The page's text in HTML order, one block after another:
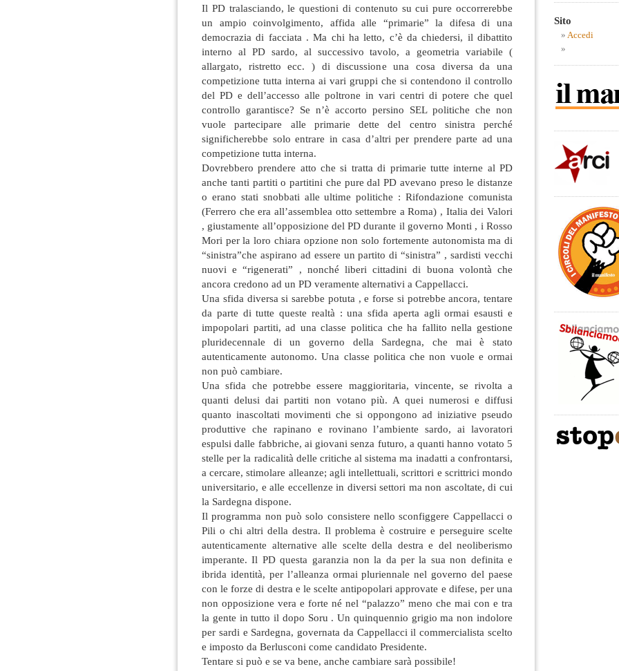
Il PD tralasciando, le questioni di contenuto su cui pure occorrerebbe
un ampio coinvolgimento, affida alle “primarie” la difesa di una
democrazia di facciata . Ma chi ha letto, c’è da chiedersi, il dibattito
interno al PD sardo, al successivo tavolo, a geometria variabile (
allargato, ristretto ecc. ) di discussione una cosa diversa da una
competizione tutta interna ai vari gruppi che si contendono il controllo
del PD e dell’accesso alle poltrone in vari centri di potere che quel
controllo garantisce? Se n’è accorto persino SEL politiche che non
vuole partecipare alle primarie dette del centro sinistra perché
significherebbe solo entrare in casa d’altri per prendere parte ad una
competizione tutta interna.
Dovrebbero prendere atto che si tratta di primarie tutte interne al PD
anche tanti partiti o partitini che pure dal PD avevano preso le distanze
o erano stati snobbati alle ultime politiche : Rifondazione comunista
(Ferrero che era all’assemblea otto settembre a Roma) , Italia dei Valori
, giustamente all’opposizione del PD durante il governo Monti , i Rosso
Mori per la loro chiara opzione non solo fortemente autonomista ma di
“sinistra”che aspirano ad essere un partito di “sinistra” , sardisti vecchi
nuovi e “rigenerati” , nonché liberi cittadini di buona volontà che
ancora credono ad un PD veramente alternativi a Cappellacci.
Una sfida diversa si sarebbe potuta , e forse si potrebbe ancora, tentare
da parte di tutte queste realtà : una sfida aperta agli ormai esausti e
impopolari partiti, ad una classe politica che ha fallito nella gestione
pluridecennale di un governo della Sardegna, che mai è stato
autenticamente autonomo. Una classe politica che non vuole e ormai
non può cambiare.
Una sfida che potrebbe essere maggioritaria, vincente, se rivolta a
quanti delusi dai partiti non votano più. A quei numerosi e diffusi
quanto inascoltati movimenti che si oppongono ad iniziative pseudo
produttive che rapinano e rovinano l’ambiente sardo, ai lavoratori
espulsi dalle fabbriche, ai giovani senza futuro, a quanti hanno votato 5
stelle per la radicalità delle critiche al sistema ma inadatti a confrontarsi,
a cercare, stimolare alleanze; agli intellettuali, scrittori e scrittrici mondo
universitario, e alle eccellenze in diversi settori ma non ascoltate, di cui
la Sardegna dispone.
Il programma non può solo consistere nello sconfiggere Cappellacci o
Pili o chi altri della destra. Il problema è costruire e perseguire scelte
autenticamente alternative alle scelte della destra e del neoliberismo
imperante. Il PD questa garanzia non la da per la sua non definita e
ibrida identità, per l’alleanza ormai pluriennale nel governo del paese
con le forze di destra e le scelte antipopolari approvate e difese, per una
non opposizione vera e forte né nel “palazzo” meno che mai con e tra
la gente in tutto il dopo Soru . Un quinquennio grigio ma non indolore
per sardi e Sardegna, governata da Cappellacci il commercialista scelto
e imposto da Berlusconi come candidato Presidente.
Tentare si può e se va bene, anche cambiare sarà possibile!
Sito
Accedi